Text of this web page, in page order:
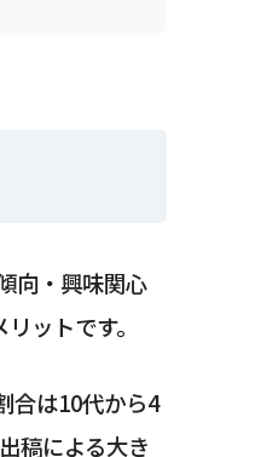
向・興味関心
ットです。
合は10代から4
稿による大き